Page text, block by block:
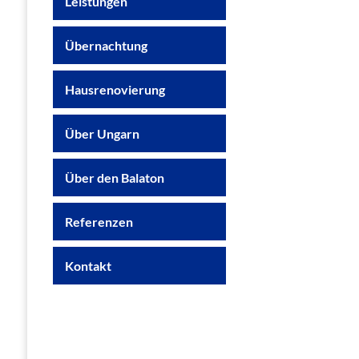
Übernachtung
Hausrenovierung
Über Ungarn
Über den Balaton
Referenzen
Kontakt